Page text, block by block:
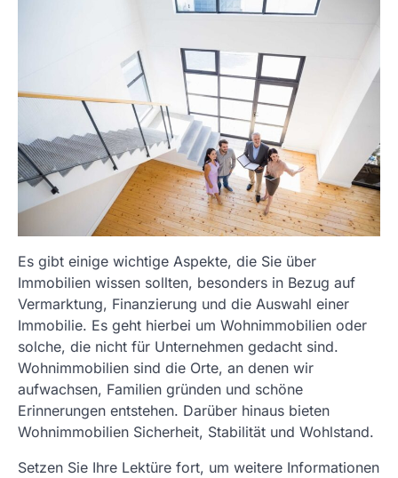
Es gibt einige wichtige Aspekte, die Sie über
Immobilien wissen sollten, besonders in Bezug auf
Vermarktung, Finanzierung und die Auswahl einer
Immobilie. Es geht hierbei um Wohnimmobilien oder
solche, die nicht für Unternehmen gedacht sind.
Wohnimmobilien sind die Orte, an denen wir
aufwachsen, Familien gründen und schöne
Erinnerungen entstehen. Darüber hinaus bieten
Wohnimmobilien Sicherheit, Stabilität und Wohlstand.
Setzen Sie Ihre Lektüre fort, um weitere Informationen